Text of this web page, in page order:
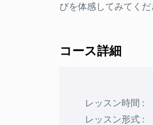
びを体感してみてく
コース詳細
レッスン時間 :
レッスン形式 :